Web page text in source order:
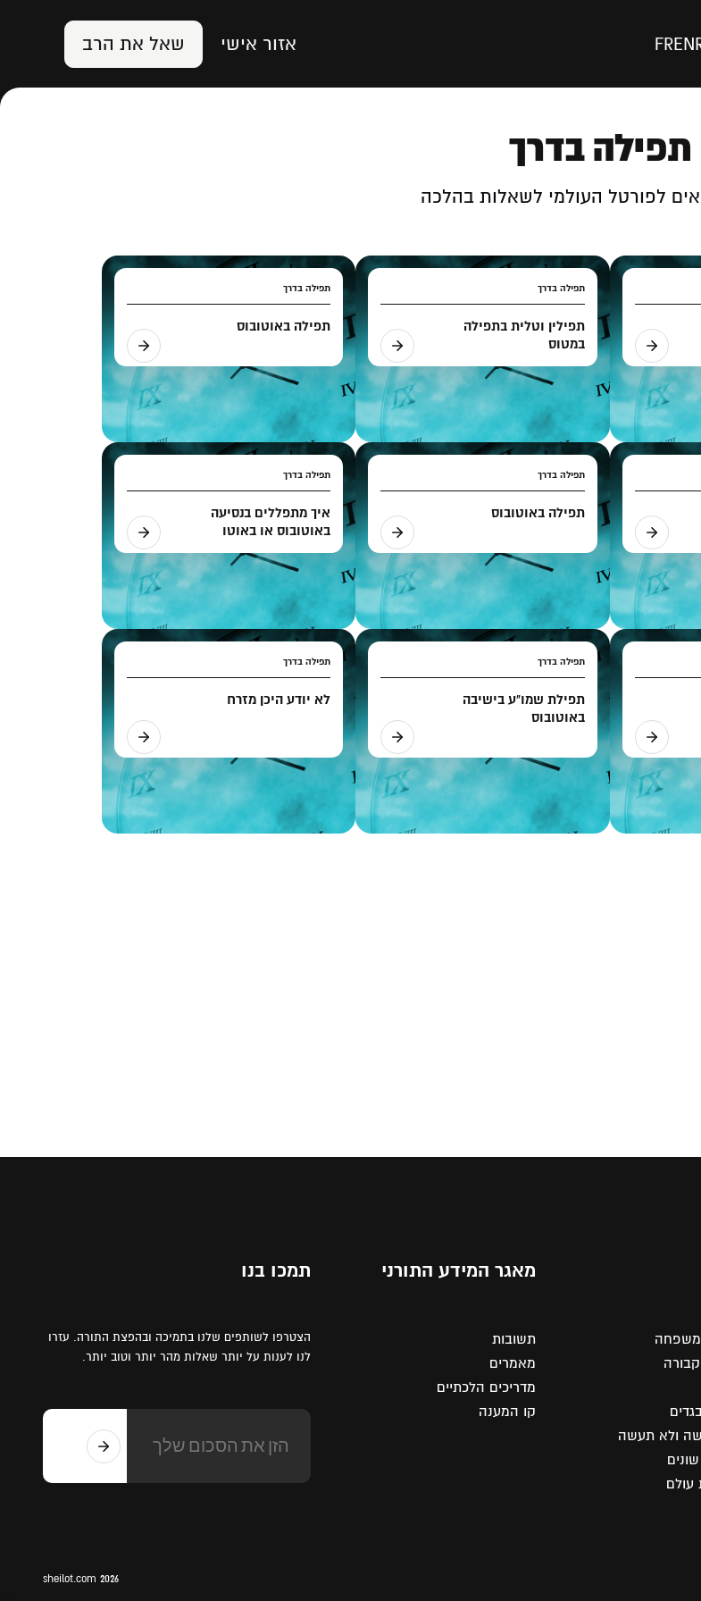
EN
FR אזור אישי שאל את הרב
תפילה בדרך
לפורטל העולמי לשאלות בהלכה
תפילה בדרך
תפילין וטלית בתפילה
במטוס
תפילה בדרך
תפילה באוטובוס
תפילה בדרך
תפילה באוטובוס
תפילה בדרך
איך מתפללים בנסיעה
באוטובוס או באוטו
תפילה בדרך
תפילת שמו"ע בישיבה
באוטובוס
תפילה בדרך
לא יודע היכן מזרח
ולא תעשה
מאגר המידע התורני
תשובות
מאמרים
מדריכים הלכתיים
קו המענה
תמכו בנו
הצטרפו לשותפים שלנו בתמיכה ובהפצת התורה. עזרו
לנו לענות על יותר שאלות מהר יותר וטוב יותר.
sheilot.com 2026